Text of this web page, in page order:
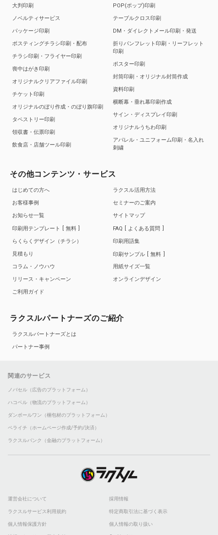
大判印刷
ノベルティサービス
パッケージ印刷
ポスティングチラシ印刷・配布
チラシ印刷・フライヤー印刷
喪中はがき印刷
オリジナルクリアファイル印刷
チケット印刷
オリジナルのぼり作成・のぼり旗印刷
タペストリー印刷
領収書・伝票印刷
飲食店・店舗ツール印刷
POP(ポップ)印刷
テーブルクロス印刷
DM・ダイレクトメール印刷・発送
折りパンフレット印刷・リーフレット
印刷
ポスター印刷
封筒印刷・オリジナル封筒作成
資料印刷
横断幕・垂れ幕印刷作成
サイン・ディスプレイ印刷
オリジナルうちわ印刷
アパレル・ユニフォーム印刷・名入れ
刺繍
その他コンテンツ・サービス
はじめての方へ
お客様事例
お知らせ一覧
印刷用テンプレート
無料
らくらくデザイン（チラシ）
見積もり
コラム・ノウハウ
リリース・キャンペーン
ご利用ガイド
ラクスル活用方法
セミナーのご案内
サイトマップ
FAQ
よくある質問
印刷用語集
印刷サンプル
無料
用紙サイズ一覧
オンラインデザイン
ラクスルパートナーズのご紹介
ラクスルパートナーズとは
パートナー事例
関連のサービス
ノバセル（広告のプラットフォーム）
ハコベル（物流のプラットフォーム）
ダンボールワン（梱包材のプラットフォーム）
ペライチ（ホームページ作成/予約/決済）
ラクスルバンク（金融のプラットフォーム）
運営会社について 採用情報
ラクスルサービス利用規約 特定商取引法に基づく表示
個人情報保護方針 個人情報の取り扱い